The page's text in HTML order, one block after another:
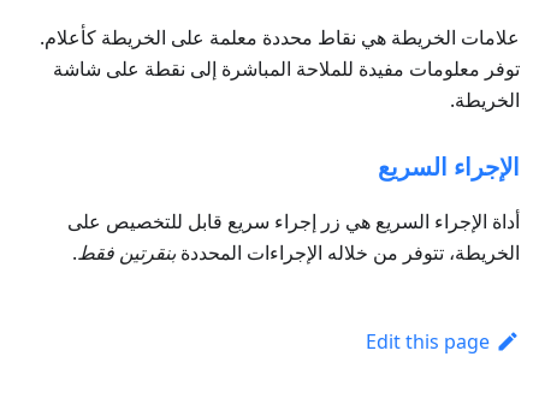
علامات الخريطة هي نقاط محددة معلمة على الخريطة كأعلام.
توفر معلومات مفيدة للملاحة المباشرة إلى نقطة على شاشة
الخريطة.
الإجراء السريع
أداة الإجراء السريع هي زر إجراء سريع قابل للتخصيص على
الخريطة، تتوفر من خلاله الإجراءات المحددة بنقرتين فقط.
Edit this page